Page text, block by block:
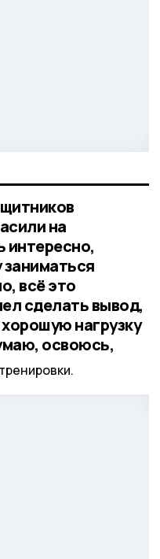
на
интересно,
всё это
сделать вывод,
нагрузку
освоюсь,